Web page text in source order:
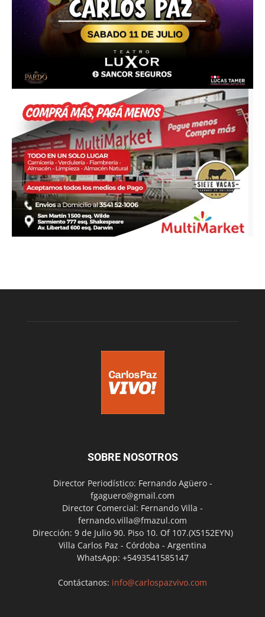
SOBRE NOSOTROS
Director Periodístico: Fernando Agüero -
fgaguero@gmail.com
Director Comercial: Fernando Villa -
fernando.villa@fmazul.com
Dirección: 9 de Julio 90. Piso 10. Of 107.(X5152EYN)
Villa Carlos Paz - Córdoba - Argentina
WhatsApp: +5493541585147
Contáctanos: info@carlospazvivo.com